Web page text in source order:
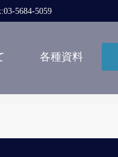
5684-5059
各種資料